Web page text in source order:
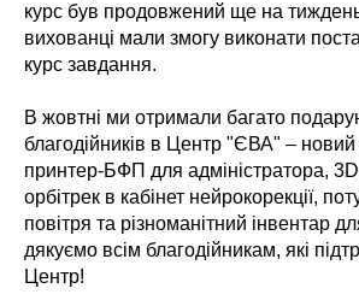
курс був продовжений ще на
вихованці мали змогу виконати
курс завдання.
В жовтні ми отримали багато
благодійників в Центр "ЄВА" –
принтер-БФП для адміністратора,
орбітрек в кабінет нейрокорекції,
повітря та різноманітний інвентар
дякуємо всім благодійникам, які
Центр!